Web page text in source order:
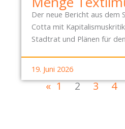
Der neue Bericht aus dem
Cotta mit
Stadtrat und Plänen für
19. Juni 2026
« 1 2 3 4